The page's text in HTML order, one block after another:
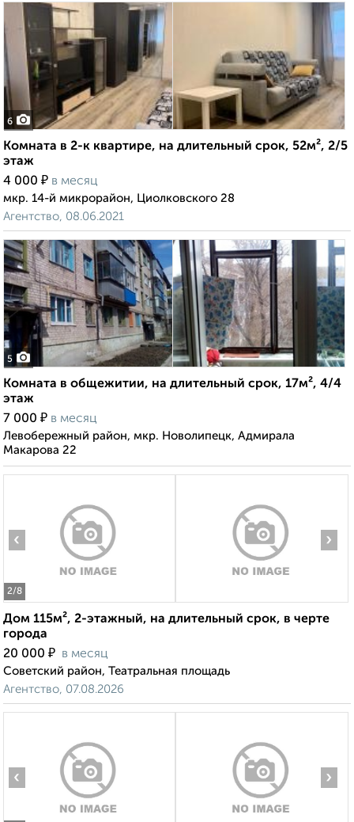
6
Комната в 2-к квартире, на длительный срок, 52м², 2/5
этаж
4 000 ₽ в месяц
мкр. 14-й микрорайон, Циолковского 28
Агентство, 08.06.2021
5
Комната в общежитии, на длительный срок, 17м², 4/4
этаж
7 000 ₽ в месяц
Левобережный район, мкр. Новолипецк, Адмирала
Макарова 22
2/8
‹ ›
Дом 115м², 2-этажный, на длительный срок, в черте
города
20 000 ₽ в месяц
Советский район, Театральная площадь
Агентство, 07.08.2026
‹ ›